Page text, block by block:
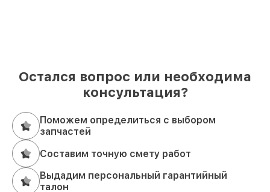
Остался вопрос или необходима
консультация?
Поможем определиться с выбором
запчастей
Составим точную смету работ
Выдадим персональный гарантийный
талон